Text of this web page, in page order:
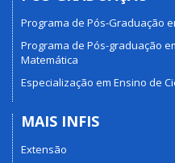
Programa de Pós-Graduação
Programa de Pós-graduação
Matemática
Especialização em Ensino de
MAIS INFIS
Extensão